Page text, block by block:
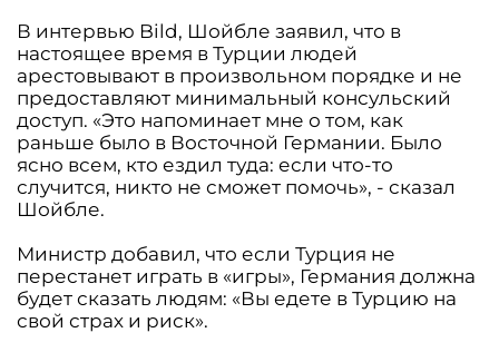
В интервью Bild, Шойбле заявил, что в
настоящее время в Турции людей
арестовывают в произвольном порядке и не
предоставляют минимальный консульский
доступ. «Это напоминает мне о том, как
раньше было в Восточной Германии. Было
ясно всем, кто ездил туда: если что-то
случится, никто не сможет помочь», - сказал
Шойбле.
Министр добавил, что если Турция не
перестанет играть в «игры», Германия должна
будет сказать людям: «Вы едете в Турцию на
свой страх и риск».